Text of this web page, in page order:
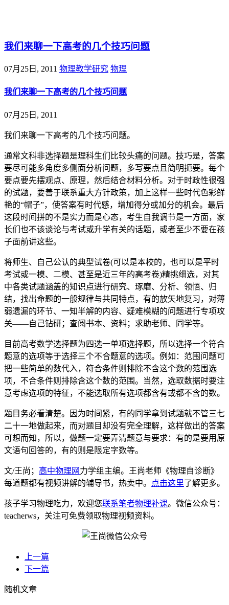
我们来聊一下高考的几个技巧问题
07月25日, 2011 物理教学研究 物理
我们来聊一下高考的几个技巧问题
07月25日, 2011
我们来聊一下高考的几个技巧问题。
通常文科非选择题是理科生们比较头痛的问题。技巧是，答案
要尽可能多角度多侧面分析问题，多写要点且简明扼要。每个
要点要先摆观点、原理，然后结合材料分析。对于时政性很强
的试题，要善于联系重大方针政策，加上这样一些时代色彩鲜
艳的“帽子”，使答案有时代感，增加得分或加分的机会。最后
这段时间拼的不是实力而是心态，考生自我调节是一方面，家
长们也不该谈论与考试或升学有关的话题，或者至少不要在孩
子面前讲这些。
将师生、自己公认的典型试卷(可以是本校的，也可以是平时
考试或一模、二模、甚至是近三年的高考卷)精挑细选，对其
中各类试题涵盖的知识点进行研究、琢磨、分析、领悟、归
结，找出命题的一般规律与共同特点，有的放矢地复习，对薄
弱遗漏的环节、一知半解的内容、疑难模糊的问题进行专项攻
关——自己钻研；查阅书本、资料；求助老师、同学等。
目前高考数学选择题为四选一单项选择题，所以选择一个符合
题意的选项等于选择三个不合题意的选项。例如：范围问题可
把一些简单的数代入，符合条件则排除不含这个数的范围选
项，不合条件则排除含这个数的范围。当然，选取数据时要注
意考虑选项的特征，不能选取所有选项都含有或都不含的数。
题目务必看清楚。因为时间紧，有的同学拿到试题就不管三七
二十一地做起来，而对题目却没有完全理解，这样做出的答案
可想而知，所以，做题一定要弄清题意与要求：有的是要用原
文语句回答的，有的则是限定字数等。
文/王尚； 高中物理网 力学组主编。王尚老师《物理自诊断》
每道题都有视频讲解的辅导书，热卖中。
点击这里了解更多。
孩子学习物理吃力，欢迎您联系笔者物理补课。微信公众号：
teacherws，关注可免费领取物理视频资料。
上一篇
下一篇
随机文章